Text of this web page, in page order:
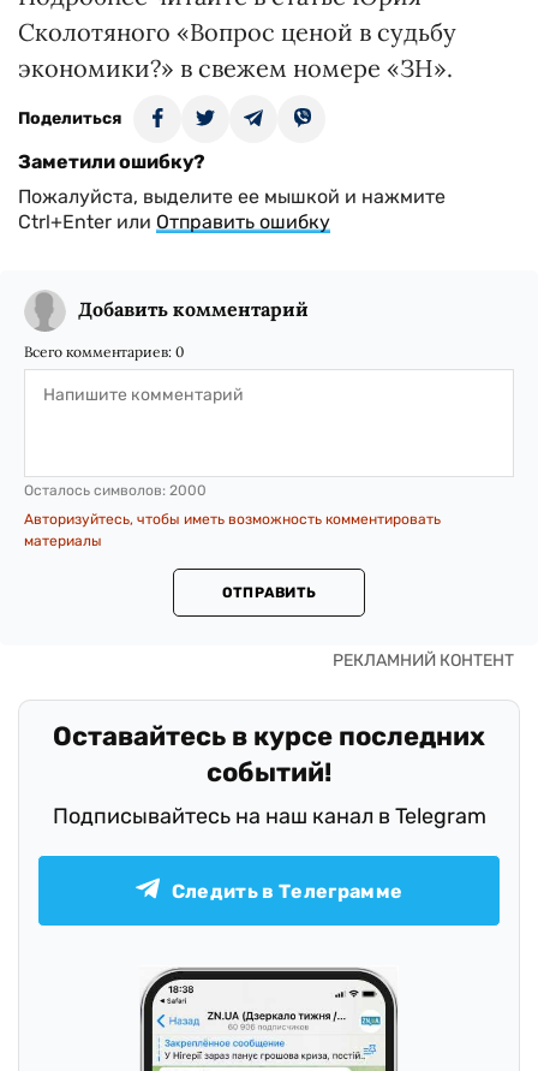
Сколотяного «Вопрос ценой в судьбу
экономики?» в свежем номере «ЗН».
Поделиться
Заметили ошибку?
Пожалуйста, выделите ее мышкой и нажмите
Ctrl+Enter или Отправить ошибку
Добавить комментарий
Всего комментариев: 0
Осталось символов: 2000
Авторизуйтесь, чтобы иметь возможность комментировать
материалы
ОТПРАВИТЬ
Оставайтесь в курсе последних
событий!
Подписывайтесь на наш канал в Telegram
Следить в Телеграмме